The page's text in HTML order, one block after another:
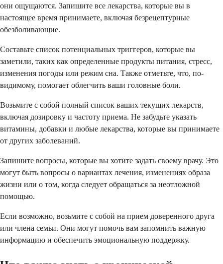
они ощущаются. Запишите все лекарства, которые вы в
настоящее время принимаете, включая безрецептурные
обезболивающие.
Составьте список потенциальных триггеров, которые вы
заметили, таких как определенные продукты питания, стресс,
изменения погоды или режим сна. Также отметьте, что, по-
видимому, помогает облегчить ваши головные боли.
Возьмите с собой полный список ваших текущих лекарств,
включая дозировку и частоту приема. Не забудьте указать
витамины, добавки и любые лекарства, которые вы принимаете
от других заболеваний.
Запишите вопросы, которые вы хотите задать своему врачу. Это
могут быть вопросы о вариантах лечения, изменениях образа
жизни или о том, когда следует обращаться за неотложной
помощью.
Если возможно, возьмите с собой на прием доверенного друга
или члена семьи. Они могут помочь вам запомнить важную
информацию и обеспечить эмоциональную поддержку.